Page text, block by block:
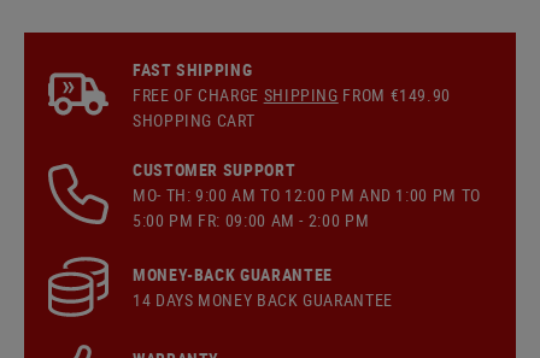
FAST SHIPPING
FREE OF CHARGE SHIPPING FROM €149.90
SHOPPING CART
CUSTOMER SUPPORT
MO- TH: 9:00 AM TO 12:00 PM AND 1:00 PM TO
5:00 PM FR: 09:00 AM - 2:00 PM
MONEY-BACK GUARANTEE
14 DAYS MONEY BACK GUARANTEE